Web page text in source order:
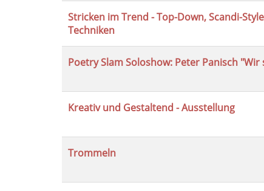
Stricken im Trend - Top-Down, Scandi-
Techniken
Poetry Slam Soloshow: Peter Panisch
Kreativ und Gestaltend - Ausstellung
Trommeln